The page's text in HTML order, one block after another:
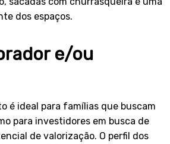
dos espaços.
e/ou
é ideal para famílias que buscam
para investidores em busca de
de valorização. O perfil dos